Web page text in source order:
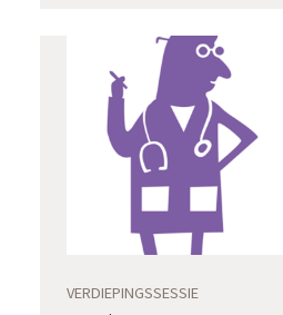
compacte sessie uit hoe het
hoe je dit het beste in je
toepassen.
VERDIEPINGSSESSIE